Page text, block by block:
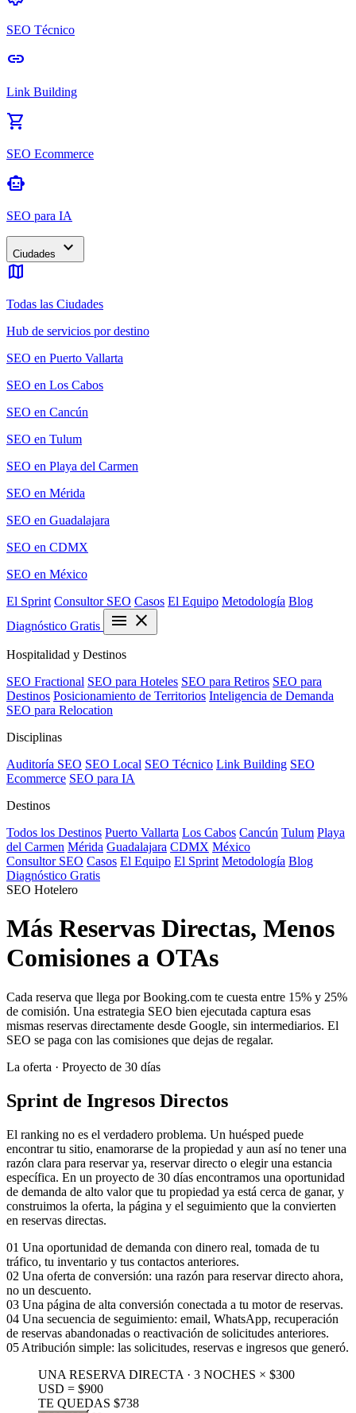
SEO Técnico
link
Link Building
shopping_cart
SEO Ecommerce
smart_toy
SEO para IA
Ciudades
expand_more
map
Todas las Ciudades
Hub de servicios por destino
SEO en Puerto Vallarta
SEO en Los Cabos
SEO en Cancún
SEO en Tulum
SEO en Playa del Carmen
SEO en Mérida
SEO en Guadalajara
SEO en CDMX
SEO en México
El Sprint Consultor SEO Casos El Equipo Metodología Blog
Diagnóstico Gratis
menu close
Hospitalidad y Destinos
SEO Fractional SEO para Hoteles SEO para Retiros SEO para
Destinos Posicionamiento de Territorios Inteligencia de Demanda
SEO para Relocation
Disciplinas
Auditoría SEO SEO Local SEO Técnico Link Building SEO
Ecommerce SEO para IA
Destinos
Todos los Destinos Puerto Vallarta Los Cabos Cancún Tulum Playa
del Carmen Mérida Guadalajara CDMX México
Consultor SEO Casos El Equipo El Sprint Metodología Blog
Diagnóstico Gratis
SEO Hotelero
Más Reservas Directas, Menos
Comisiones a OTAs
Cada reserva que llega por Booking.com te cuesta entre 15% y 25%
de comisión. Una estrategia SEO bien ejecutada captura esas
mismas reservas directamente desde Google, sin intermediarios. El
SEO se paga con las comisiones que dejas de regalar.
La oferta · Proyecto de 30 días
Sprint de Ingresos Directos
El ranking no es el verdadero problema. Un huésped puede
encontrar tu sitio, enamorarse de la propiedad y aun así no tener una
razón clara para reservar ya, reservar directo o elegir una estancia
específica. En un proyecto de 30 días encontramos una oportunidad
de demanda de alto valor que tu propiedad ya está cerca de ganar, y
construimos la oferta, la página y el seguimiento que la convierten
en reservas directas.
01 Una oportunidad de demanda con dinero real, tomada de tu
tráfico, tu inventario y tus contactos anteriores.
02 Una oferta de conversión: una razón para reservar directo ahora,
no un descuento.
03 Una página de alta conversión conectada a tu motor de reservas.
04 Una secuencia de seguimiento: email, WhatsApp, recuperación
de reservas abandonadas o reactivación de solicitudes anteriores.
05 Atribución simple: las solicitudes, reservas e ingresos que generó.
UNA RESERVA DIRECTA · 3 NOCHES × $300
USD = $900
TE QUEDAS $738